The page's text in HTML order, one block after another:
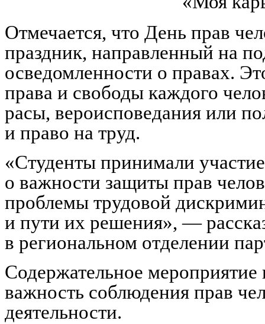
Отмечается, что День прав
праздник, направленный на
осведомленности о правах.
права и свободы каждого
расы, вероисповедания или
и право на труд.
«Студенты принимали
о важности защиты прав
проблемы трудовой
и пути их решения», —
в региональном отделении
Содержательное
важность соблюдения прав
деятельности.